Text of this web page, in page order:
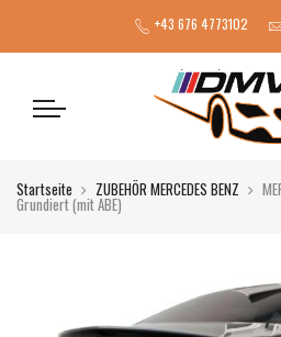
+43 676 4773102
Startseite ZUBEHÖR MERCEDES BENZ
Grundiert (mit ABE)